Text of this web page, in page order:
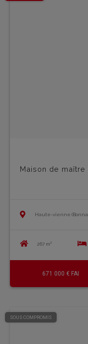
Maison de maître
Haute-vienne
267 m²
671 000 € FAI
SOUS COMPROMIS